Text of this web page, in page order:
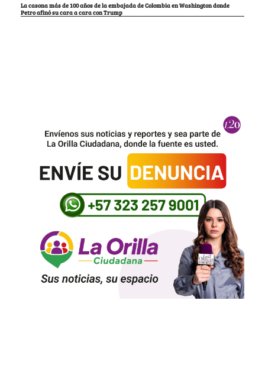
La casona más de 100 años de la embajada de Colombia en Washington donde
Petro afinó su cara a cara con Trump